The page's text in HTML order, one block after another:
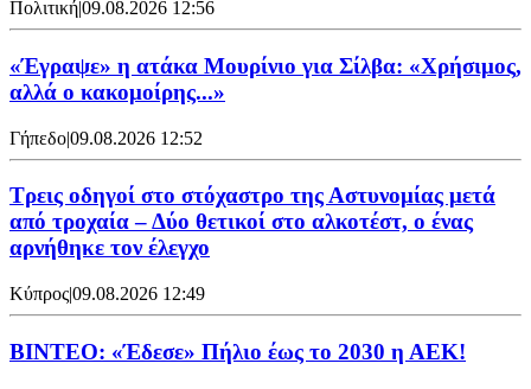
Πολιτική|09.08.2026 12:56
«Έγραψε» η ατάκα Μουρίνιο για Σίλβα: «Χρήσιμος,
αλλά ο κακομοίρης...»
Γήπεδο|09.08.2026 12:52
Τρεις οδηγοί στο στόχαστρο της Αστυνομίας μετά
από τροχαία – Δύο θετικοί στο αλκοτέστ, ο ένας
αρνήθηκε τον έλεγχο
Κύπρος|09.08.2026 12:49
ΒΙΝΤΕΟ: «Έδεσε» Πήλιο έως το 2030 η ΑΕΚ!